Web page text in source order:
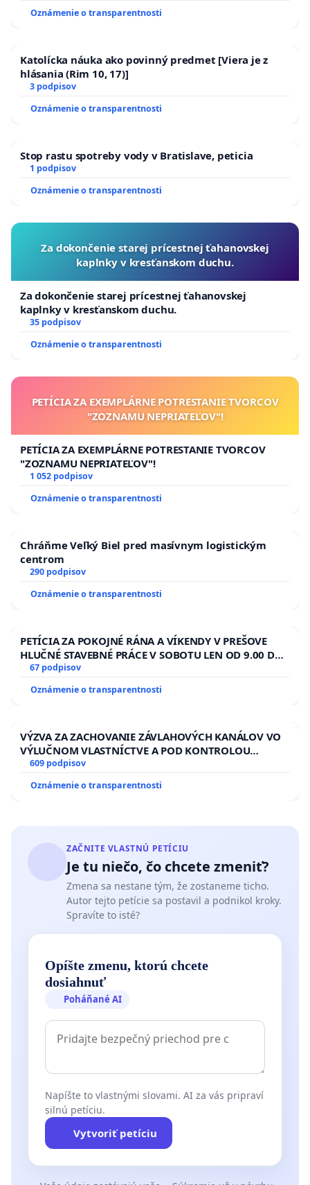
Oznámenie o transparentnosti
Katolícka náuka ako povinný predmet [Viera je z
hlásania (Rim 10, 17)]
3 podpisov
Oznámenie o transparentnosti
Stop rastu spotreby vody v Bratislave, peticia
1 podpisov
Oznámenie o transparentnosti
Za dokončenie starej prícestnej ťahanovskej
kaplnky v kresťanskom duchu.
Za dokončenie starej prícestnej ťahanovskej
kaplnky v kresťanskom duchu.
35 podpisov
Oznámenie o transparentnosti
PETÍCIA ZA EXEMPLÁRNE POTRESTANIE TVORCOV
"ZOZNAMU NEPRIATEĽOV"!
PETÍCIA ZA EXEMPLÁRNE POTRESTANIE TVORCOV
"ZOZNAMU NEPRIATEĽOV"!
1 052 podpisov
Oznámenie o transparentnosti
Chráňme Veľký Biel pred masívnym logistickým
centrom
290 podpisov
Oznámenie o transparentnosti
PETÍCIA ZA POKOJNÉ RÁNA A VÍKENDY V PREŠOVE
HLUČNÉ STAVEBNÉ PRÁCE V SOBOTU LEN OD 9.00 DO
13.00 HOD., CEZ PRACOVNÝ TÝŽDEŇ CIEĽ 8.00 – 18.00
HOD. A PRAVIDELNÁ KONTROLA STAVBY C-AREA NA
ĎUMBIERSKEJ/MAGU
67 podpisov
Oznámenie o transparentnosti
VÝZVA ZA ZACHOVANIE ZÁVLAHOVÝCH KANÁLOV VO
VÝLUČNOM VLASTNÍCTVE A POD KONTROLOU
SLOVENSKEJ REPUBLIKY & žiadosť na riešenie
zanedbaného stavu závlahových a odvodňovacích
kanálov na Slovensku
609 podpisov
Oznámenie o transparentnosti
ZAČNITE VLASTNÚ PETÍCIU
Je tu niečo, čo chcete zmeniť?
Zmena sa nestane tým, že zostaneme ticho.
Autor tejto petície sa postavil a podnikol kroky.
Spravíte to isté?
Opíšte zmenu, ktorú chcete
dosiahnuť
Poháňané AI
Napíšte to vlastnými slovami. AI za vás pripraví
silnú petíciu.
Vytvoriť petíciu